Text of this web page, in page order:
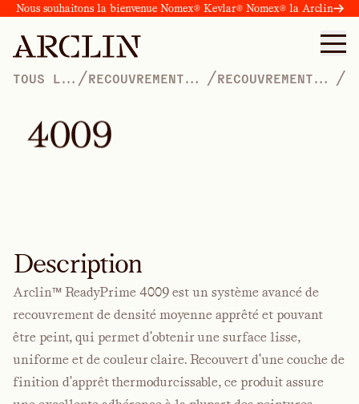
Nous souhaitons la bienvenue Nomex® Kevlar® Nomex® la Arclin
TOUS LES /RECOUVREMENT
/RECOUVREMENTS
/
4009
Description
Arclin™ ReadyPrime 4009 est un système avancé de
recouvrement de densité moyenne apprêté et pouvant
être peint, qui permet d'obtenir une surface lisse,
uniforme et de couleur claire. Recouvert d'une couche de
finition d'apprêt thermodurcissable, ce produit assure